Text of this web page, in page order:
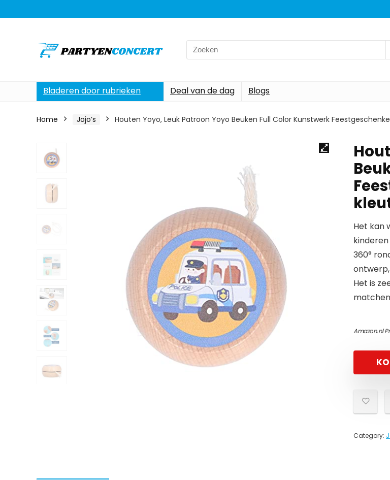
Search
for:
Bladeren door rubrieken Deal van de dag Blogs
Home Jojo’s Houten Yoyo, Leuk Patroon Yoyo Beuken Full Color Kunstwerk
Het kan
360°
Het is
Amazon.nl
Category: